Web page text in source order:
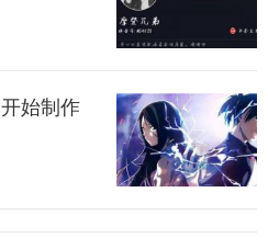
一种抗氧化功效十分显著
好的提亮肤色的效果，饮用
更好的抗氧化效果，能够让
始制作